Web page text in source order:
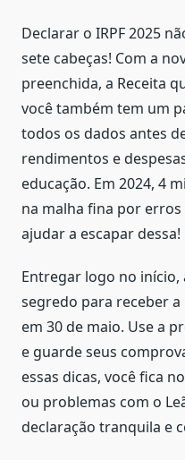
Declarar o IRPF 2025
sete cabeças! Com a
preenchida, a Receita
você também tem um
todos os dados antes
rendimentos e
educação. Em 2024, 4
na malha fina por erros
ajudar a escapar dessa!
Entregar logo no início,
segredo para receber
em 30 de maio. Use a
e guarde seus
essas dicas, você fica
ou problemas com o
declaração tranquila e